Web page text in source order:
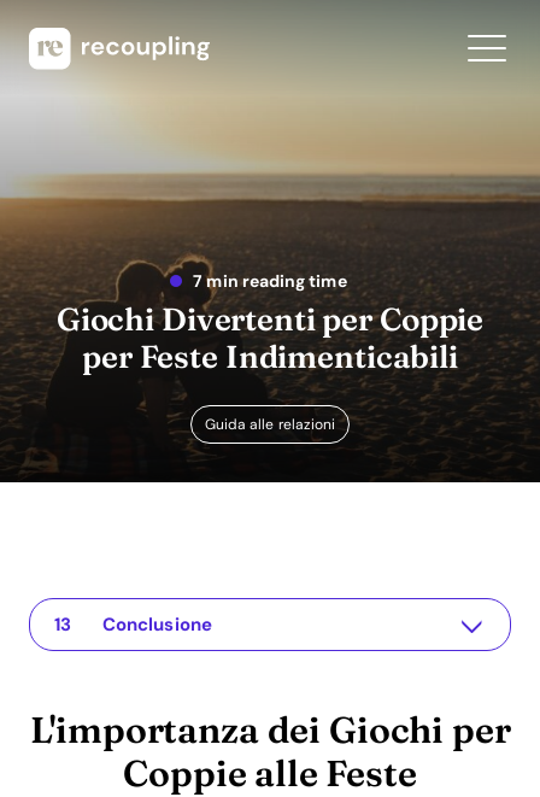
7 min reading time
Giochi Divertenti per Coppie
per Feste Indimenticabili
Guida alle relazioni
L'importanza dei Giochi per Coppie alle Feste
L'app per la tua relazione
Giochi Creativi per Coppie alle Feste
1. Giochi di Domande
2. Verità o Sfida
3. Giochi di Ruolo
Spiegazioni Tecniche ed Esempi Pratici
Vantaggi del ROI dei Giochi per Coppie
FAQ sui Giochi per Coppie alle Feste
Quali sono i migliori giochi per coppie alle feste?
Come possono le coppie beneficiare dell'App Recoupling?
I giochi sono davvero utili per le relazioni?
Conclusione
L'importanza dei Giochi per
Coppie alle Feste